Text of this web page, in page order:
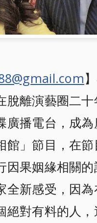
脫離演藝圈二
廣播電台，成
館」節目，在
因果姻緣相關
全新感受，因
絕對有料的人